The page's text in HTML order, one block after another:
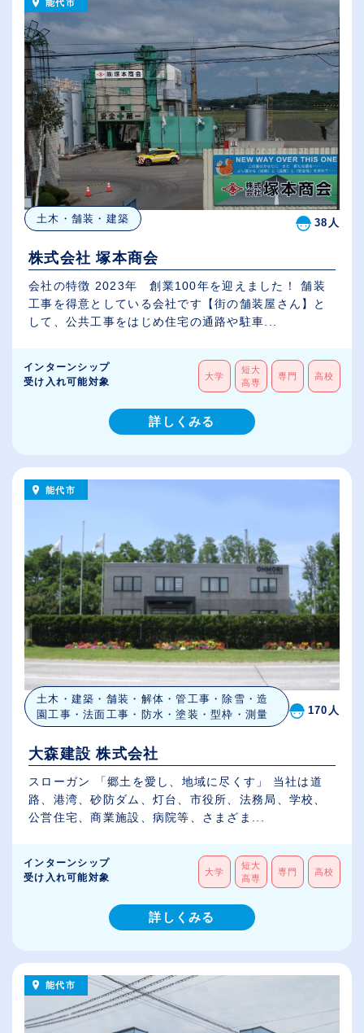
従業員が多い順
休日数が多い順
能代市
土木・舗装・建築 38人
株式会社 塚本商会
会社の特徴 2023年 創業100年を迎えました！ 舗装
工事を得意としている会社です【街の舗装屋さん】と
して、公共工事をはじめ住宅の通路や駐車...
インターンシップ
受け入れ可能対象
大学
短大
高専
専門 高校
詳しくみる
能代市
土木・建築・舗装・解体・管工事・除雪・造
園工事・法面工事・防水・塗装・型枠・測量
170人
大森建設 株式会社
スローガン 「郷土を愛し、地域に尽くす」 当社は道
路、港湾、砂防ダム、灯台、市役所、法務局、学校、
公営住宅、商業施設、病院等、さまざま...
インターンシップ
受け入れ可能対象
大学
短大
高専
専門 高校
詳しくみる
能代市